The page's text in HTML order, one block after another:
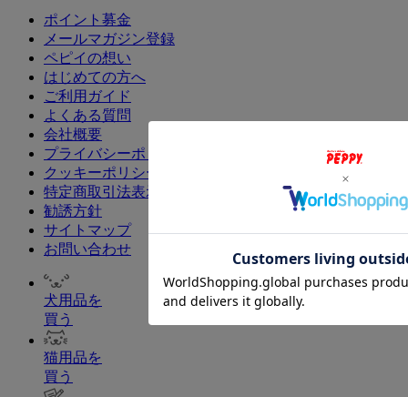
ポイント募金
メールマガジン登録
ペピイの想い
はじめての方へ
ご利用ガイド
よくある質問
会社概要
プライバシーポリシー
クッキーポリシー
特定商取引法表示
勧誘方針
サイトマップ
お問い合わせ
犬用品を
買う
猫用品を
買う